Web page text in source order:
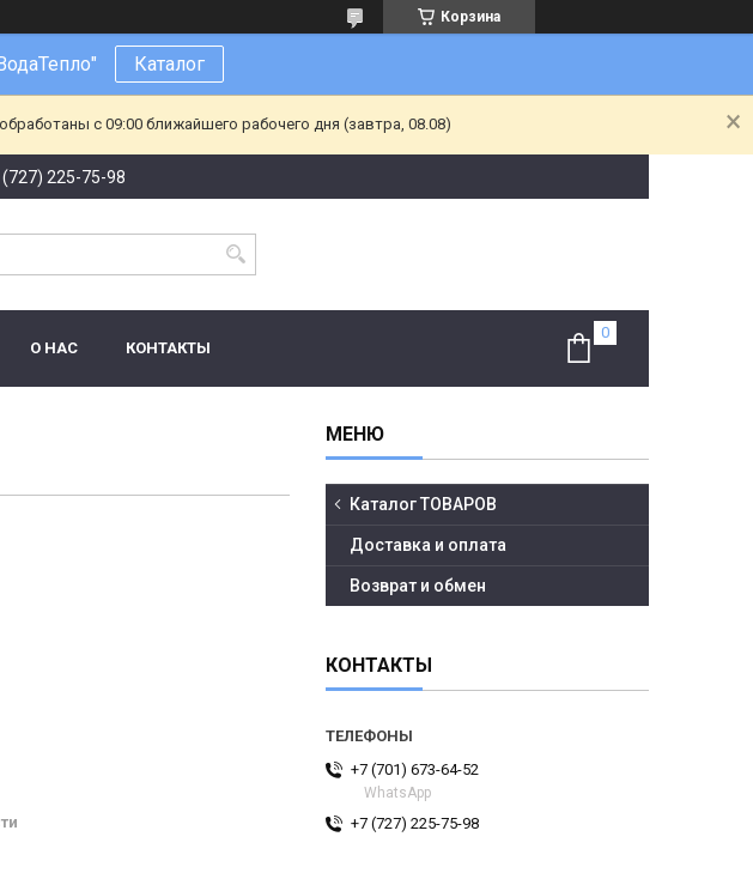
Корзина
Каталог
с 09:00 ближайшего рабочего дня (завтра, 08.08)
(727) 225-75-98
О НАС КОНТАКТЫ
Каталог ТОВАРОВ
Доставка и оплата
Возврат и обмен
КОНТАКТЫ
+7 (701) 673-64-52
WhatsApp
+7 (727) 225-75-98